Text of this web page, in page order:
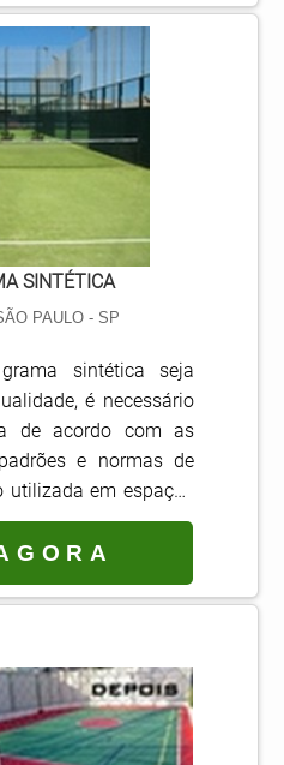
de futebol,
e até mesmo em
SINTÉTICA
PAULO - SP
sintética seja
é necessário
de acordo com as
e normas de
em espaços
sintética é ideal
de tênis, futebol e
de lazer e muitos